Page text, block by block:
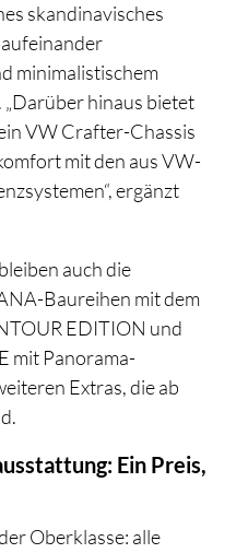
skandinavisches
minimalistischem
hinaus bietet
VW Crafter-Chassis
mit den aus VW-
ergänzt
auch die
Baureihen mit dem
EDITION und
mit Panorama-
Extras, die ab
Ein Preis,
Oberklasse: alle